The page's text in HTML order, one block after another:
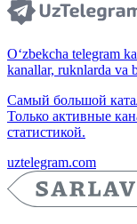
O‘zbekcha telegram
kanallar, ruknlarda va
Самый большой
Только активные
статистикой.
uztelegram.com